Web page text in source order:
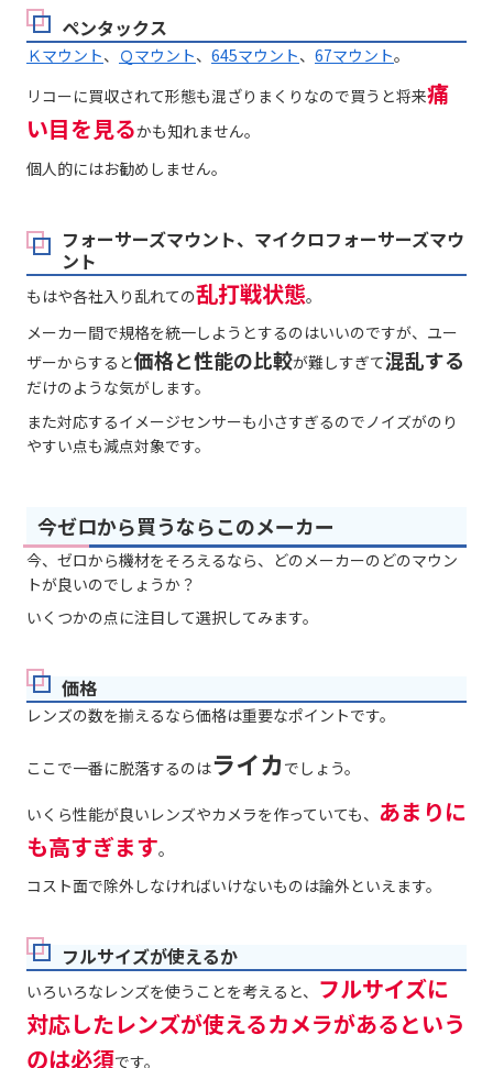
ペンタックス
Ｋマウント、 Ｑマウント、 645マウント、 67マウント。
リコーに買収されて形態も混ざりまくりなので買うと将来痛
い目を見るかも知れません。
個人的にはお勧めしません。
フォーサーズマウント、マイクロフォーサーズマウ
ント
もはや各社入り乱れての乱打戦状態。
メーカー間で規格を統一しようとするのはいいのですが、ユー
ザーからすると価格と性能の比較が難しすぎて混乱する
だけのような気がします。
また対応するイメージセンサーも小さすぎるのでノイズがのり
やすい点も減点対象です。
今ゼロから買うならこのメーカー
今、ゼロから機材をそろえるなら、どのメーカーのどのマウン
トが良いのでしょうか？
いくつかの点に注目して選択してみます。
価格
レンズの数を揃えるなら価格は重要なポイントです。
ここで一番に脱落するのはライカでしょう。
いくら性能が良いレンズやカメラを作っていても、 あまりに
も高すぎます。
コスト面で除外しなければいけないものは論外といえます。
フルサイズが使えるか
いろいろなレンズを使うことを考えると、 フルサイズに
対応したレンズが使えるカメラがあるという
のは必須です。